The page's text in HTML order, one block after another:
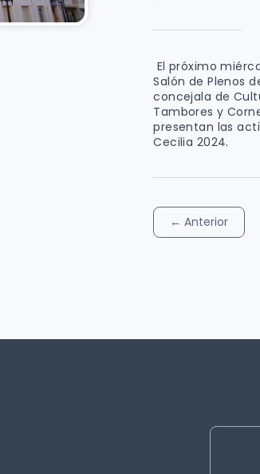
El próximo
Salón de Plenos
concejala de
Tambores y
presentan las
Cecilia 2024.
←Anterior